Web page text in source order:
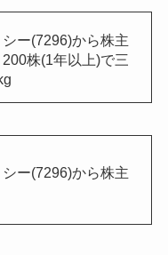
ー(7296)から株主
株(1年以上)で三
ー(7296)から株主